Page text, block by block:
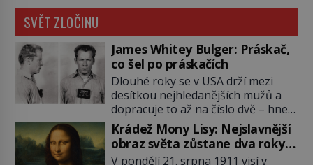
SVĚT ZLOČINU
James Whitey Bulger: Práskač,
co šel po práskačích
Dlouhé roky se v USA drží mezi
desítkou nejhledanějších mužů a
dopracuje to až na číslo dvě – hned
po Usámovi bin Ládinovi (1957–
2011). To je James „Whitey“ Bulger
(1929–2018) viněný ze spoluúčasti
Krádež Mony Lisy: Nejslavnější
obraz světa zůstane dva roky
nezvěstný
V pondělí 21. srpna 1911 visí v